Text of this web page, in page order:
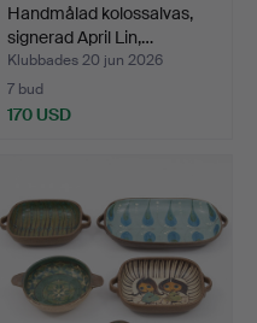
Handmålad kolossalvas,
signerad April Lin,…
Klubbades 20 jun 2026
7 bud
170 USD